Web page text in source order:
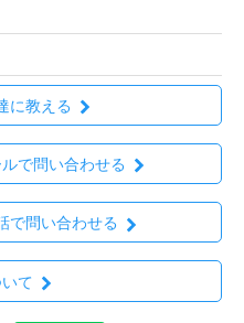
に教える
で問い合わせる
で問い合わせる
て